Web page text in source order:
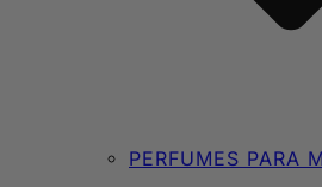
PERFUMES PARA